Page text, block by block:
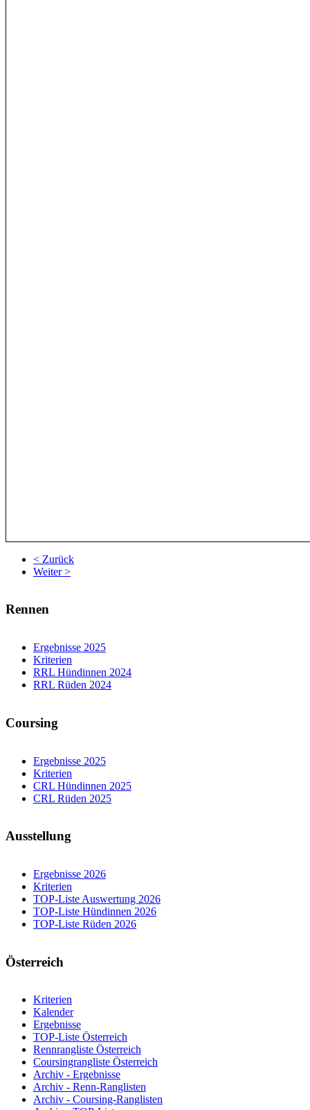
< Zurück
Weiter >
Rennen
Ergebnisse 2025
Kriterien
RRL Hündinnen 2024
RRL Rüden 2024
Coursing
Ergebnisse 2025
Kriterien
CRL Hündinnen 2025
CRL Rüden 2025
Ausstellung
Ergebnisse 2026
Kriterien
TOP-Liste Auswertung 2026
TOP-Liste Hündinnen 2026
TOP-Liste Rüden 2026
Österreich
Kriterien
Kalender
Ergebnisse
TOP-Liste Österreich
Rennrangliste Österreich
Coursingrangliste Österreich
Archiv - Ergebnisse
Archiv - Renn-Ranglisten
Archiv - Coursing-Ranglisten